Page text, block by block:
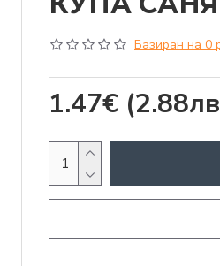
Базиран на 0
1.47€